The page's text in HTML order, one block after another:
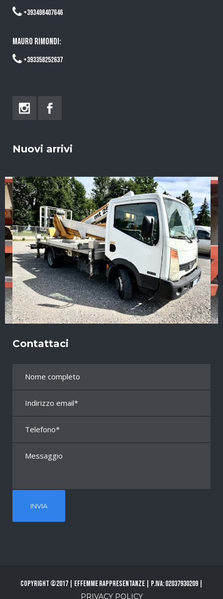
+393498407646
MAURO RIMONDI:
+393358252637
Nuovi arrivi
Contattaci
Copyright ©2017 | Effemme Rappresentanze | P.Iva: 02037930209 |
PRIVACY POLICY